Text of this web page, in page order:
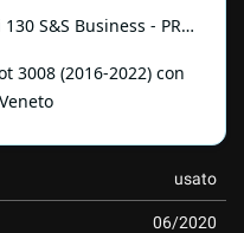
S&S Business - PROMO
3008 (2016-2022) con
usato
06/2020